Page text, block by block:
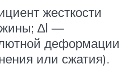
жесткости
∆l —
деформации
или сжатия).